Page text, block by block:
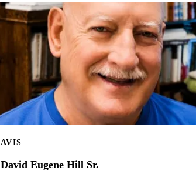
AVIS
David Eugene Hill Sr.